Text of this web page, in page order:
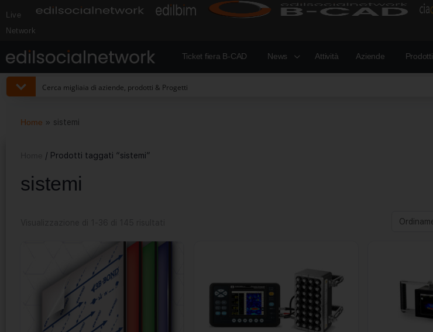
Live
Network
Ticket fiera B-CAD News Attività Aziende Prodotti
Home » sistemi
/ Prodotti taggati “sistemi”
sistemi